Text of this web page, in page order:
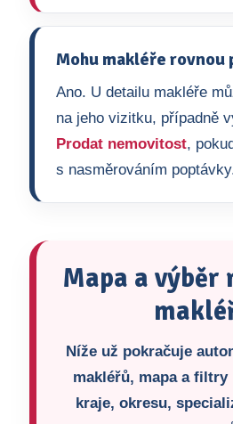
Mohu makléře rovnou
Ano. U detailu makléře
na jeho vizitku, případně
Prodat nemovitost,
s nasměrováním
Mapa a
Níže už pokračuje
makléřů, mapa a filtry
kraje, okresu,